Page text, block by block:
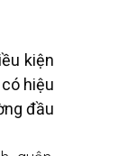
kiện
hiệu
đầu